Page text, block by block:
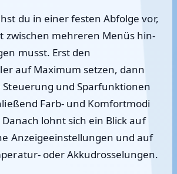
du in einer festen Abfolge vor,
zwischen mehreren Menüs hin-
musst. Erst den
auf Maximum setzen, dann
und Sparfunktionen
Farb- und Komfortmodi
lohnt sich ein Blick auf
Anzeigeeinstellungen und auf
oder Akkudrosselungen.